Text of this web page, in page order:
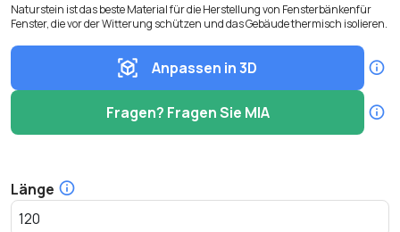
Naturstein ist das beste Material für die Herstellung von Fensterbänkenfür
Fenster, die vor der Witterung schützen und das Gebäude thermisch isolieren.
Anpassen in 3D
Fragen? Fragen Sie MIA
Länge